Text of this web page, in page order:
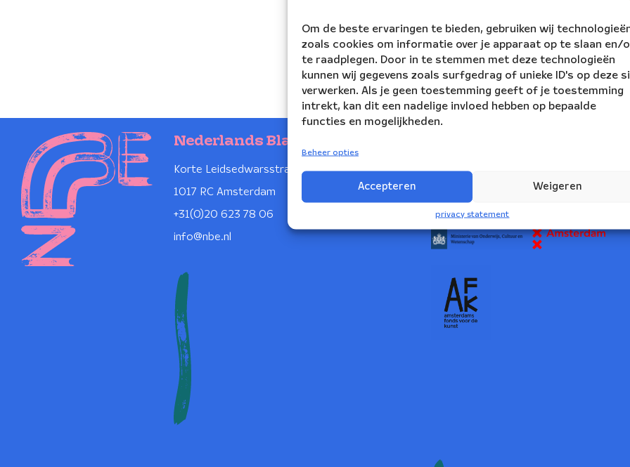
Om de beste ervaringen te bieden, gebruiken wij
zoals cookies om informatie over je apparaat op te slaan en/
te raadplegen. Door in te stemmen met deze technologieën
kunnen wij gegevens zoals surfgedrag of unieke ID's op deze
verwerken. Als je geen toestemming geeft of je toestemming
intrekt, kan dit een nadelige invloed hebben op bepaalde
functies en mogelijkheden.
Beheer opties
Accepteren Weigeren
privacy statement
Nederlands Blazers Ensemble
Korte Leidsedwarsstraat 12
1017 RC Amsterdam
+31(0)20 623 78 06
info@nbe.nl
NBE wordt ondersteund door: